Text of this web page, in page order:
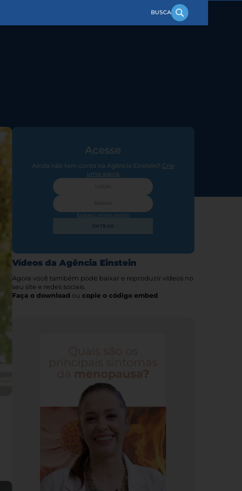
Acesse
Ainda não tem conta na Agência Einstein? Crie
uma agora
Esqueci minha senha
ENTRAR
Vídeos da Agência Einstein
Agora você também pode baixar e reproduzir vídeos no
seu site e redes sociais.
Faça o download ou copie o código embed